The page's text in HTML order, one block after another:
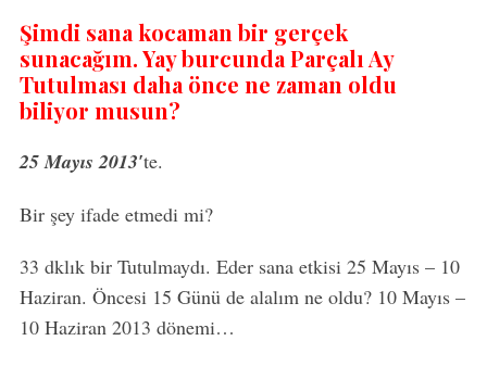
Şimdi sana kocaman bir gerçek
sunacağım. Yay burcunda Parçalı Ay
Tutulması daha önce ne zaman oldu
biliyor musun?
25 Mayıs 2013′te.
Bir şey ifade etmedi mi?
33 dklık bir Tutulmaydı. Eder sana etkisi 25 Mayıs – 10
Haziran. Öncesi 15 Günü de alalım ne oldu? 10 Mayıs –
10 Haziran 2013 dönemi…